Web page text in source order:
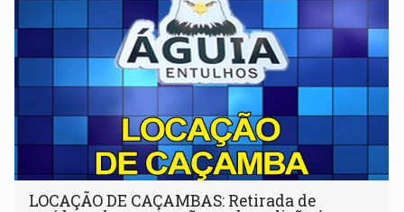
LOCAÇÃO DE CAÇAMBAS: Retirada de